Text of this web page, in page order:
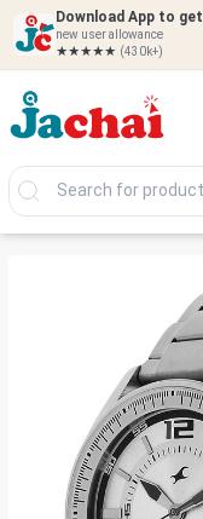
Download App to
new user allowance
★★★★★ (430k+)